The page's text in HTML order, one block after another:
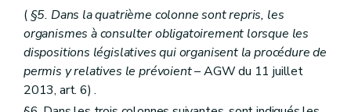
( §5. Dans la quatrième colonne sont repris, les
organismes à consulter obligatoirement lorsque les
dispositions législatives qui organisent la procédure de
permis y relatives le prévoient– AGW du 11 juillet
2013, art. 6) .